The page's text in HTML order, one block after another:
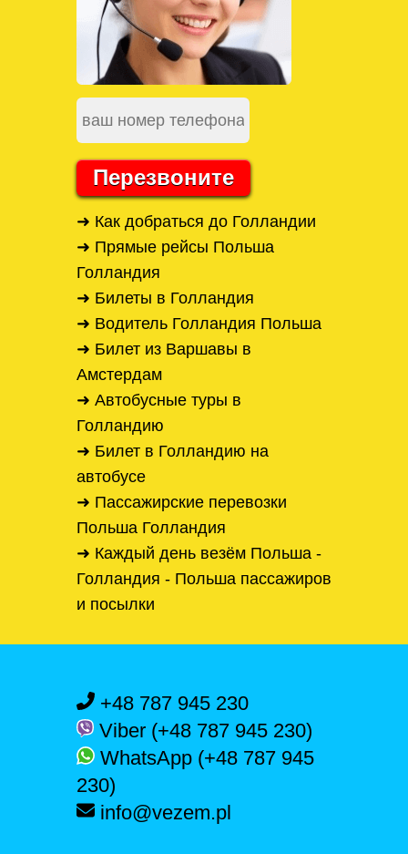
Перезвоните
➜ Как добраться до Голландии
➜ Прямые рейсы Польша
Голландия
➜ Билеты в Голландия
➜ Водитель Голландия Польша
➜ Билет из Варшавы в
Амстердам
➜ Автобусные туры в
Голландию
➜ Билет в Голландию на
автобусе
➜ Пассажирские перевозки
Польша Голландия
➜ Каждый день везём Польша -
Голландия - Польша пассажиров
и посылки
+48 787 945 230
Viber (+48 787 945 230)
WhatsApp (+48 787 945
230)
info@vezem.pl